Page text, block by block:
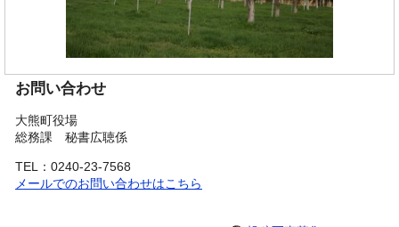
お問い合わせ
大熊町役場
総務課 秘書広聴係
TEL：0240-23-7568
メールでのお問い合わせはこちら